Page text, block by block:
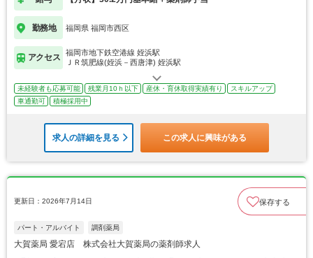
勤務地 福岡県 福岡市西区
アクセス
福岡市地下鉄空港線 姪浜駅
ＪＲ筑肥線(姪浜－西唐津) 姪浜駅
未経験者も応募可能 残業月10ｈ以下 産休・育休取得実績有り
スキルアップ
車通勤可
積極採用中
求人の詳細を見る この求人に興味がある
更新日：2026年7月14日 保存する
パート・アルバイト 調剤薬局
大賀薬局 愛宕店 株式会社大賀薬局の薬剤師求人